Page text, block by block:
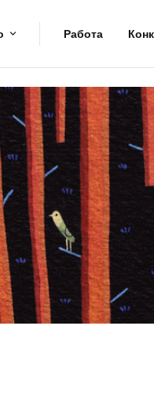
Работа